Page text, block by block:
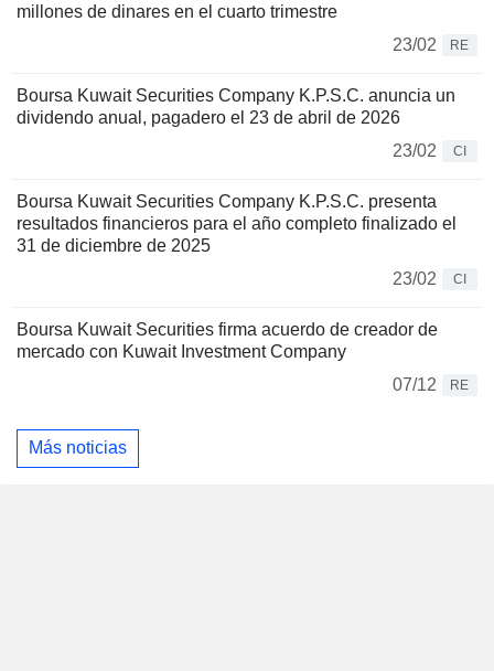
millones de dinares en el cuarto trimestre
23/02
RE
Boursa Kuwait Securities Company K.P.S.C. anuncia un
dividendo anual, pagadero el 23 de abril de 2026
23/02
CI
Boursa Kuwait Securities Company K.P.S.C. presenta
resultados financieros para el año completo finalizado el
31 de diciembre de 2025
23/02
CI
Boursa Kuwait Securities firma acuerdo de creador de
mercado con Kuwait Investment Company
07/12
RE
Más noticias